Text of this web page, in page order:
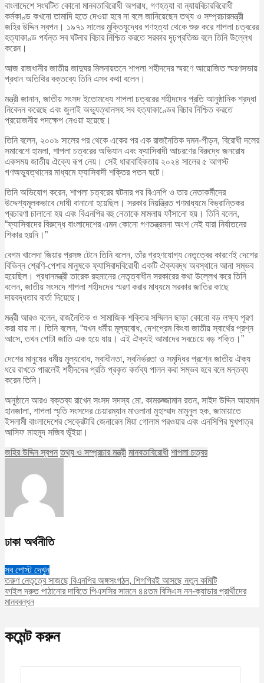
বাংলাদেশে সংঘটিত কোনো মানবতাবিরোধী অপরাধ, গণহত্যা বা ন্যায়বিচারবিরোধী
কর্মকাণ্ড কখনো তামাদি হতে দেওয়া হবে না বলে জানিয়েছেন তথ্য ও সম্প্রচারমন্ত্রী
জহির উদ্দিন স্বপন। ১৯৭১ সালের মুক্তিযুদ্ধের গণহত্যা থেকে শুরু করে শাপলা চত্বরের
হত্যাকাণ্ড পর্যন্ত সব ঘটনার বিচার নিশ্চিত করতে সরকার দৃঢ়প্রতিজ্ঞ বলে তিনি উল্লেখ
করেন।
আজ রাজধানীর জাতীয় জাদুঘর মিলনায়তনে শাপলা শহীদদের স্মরণে আয়োজিত স্মরণসভায়
প্রধান অতিথির বক্তব্যে তিনি এসব কথা বলেন।
মন্ত্রী জানান, জাতীয় সংসদ ইতোমধ্যে শাপলা চত্বরের শহীদদের প্রতি আনুষ্ঠানিক শ্রদ্ধা
নিবেদন করেছে এবং জুলাই অভ্যুত্থানসহ সব হত্যাকাণ্ডের বিচার নিশ্চিত করতে
প্রয়োজনীয় পদক্ষেপ নেওয়া হয়েছে।
তিনি বলেন, ২০০৯ সালের পর থেকে একের পর এক রাজনৈতিক দমন-পীড়ন, বিরোধী দলের
সমাবেশে হামলা, শাপলা চত্বরের অভিযান এবং ফ্যাসিবাদী আচরণের বিরুদ্ধে জনরোষ
একসময় জাতীয় ঐক্যে রূপ নেয়। সেই ধারাবাহিকতায় ২০২৪ সালের ৫ আগস্ট
গণঅভ্যুত্থানের মাধ্যমে ফ্যাসিবাদী শক্তির পতন ঘটে।
তিনি অভিযোগ করেন, শাপলা চত্বরের ঘটনার পর বিএনপি ও তার নেতাকর্মীদের
উদ্দেশ্যমূলকভাবে দোষী বানানো হয়েছিল। সরকার নিয়ন্ত্রিত গণমাধ্যমে বিভ্রান্তিকর
প্রচারণা চালানো হয় এবং বিএনপির বহু নেতাকে মামলায় ফাঁসানো হয়। তিনি বলেন,
“ফ্যাসিবাদের বিরুদ্ধে বাংলাদেশের এমন কোনো গণতন্ত্রমনা অংশ নেই যারা নির্যাতনের
শিকার হয়নি।”
বেগম খালেদা জিয়ার প্রসঙ্গ টেনে তিনি বলেন, তাঁর গ্রহণযোগ্য নেতৃত্বের কারণেই দেশের
বিভিন্ন শ্রেণি-পেশার মানুষকে ফ্যাসিবাদবিরোধী একটি ঐক্যবদ্ধ অবস্থানে আনা সম্ভব
হয়েছিল। প্রধানমন্ত্রী তারেক রহমানের নেতৃত্বাধীন সরকারের কথা উল্লেখ করে তিনি
বলেন, জাতীয় সংসদে শাপলা শহীদদের স্মরণ করার মাধ্যমে সরকার জাতির কাছে
দায়বদ্ধতার বার্তা দিয়েছে।
মন্ত্রী আরও বলেন, রাজনৈতিক ও সামাজিক শক্তির সম্মিলন ছাড়া কোনো বড় লক্ষ্য পূরণ
করা যায় না। তিনি বলেন, “যখন ধর্মীয় মূল্যবোধ, দেশপ্রেম কিংবা জাতীয় স্বার্থের প্রশ্ন
আসে, তখন গোটা জাতি এক হয়ে যায়। এই ঐক্যই আমাদের সবচেয়ে বড় শক্তি।”
দেশের মানুষের ধর্মীয় মূল্যবোধ, স্বাধীনতা, স্বনির্ভরতা ও সমৃদ্ধির প্রশ্নে জাতীয় ঐক্য
ধরে রাখতে পারলেই শহীদদের প্রতি প্রকৃত কর্তব্য পালন করা সম্ভব হবে বলে মন্তব্য
করেন তিনি।
অনুষ্ঠানে আরও বক্তব্য রাখেন সংসদ সদস্য মো. কামরুজ্জামান রতন, সাইদ উদ্দিন আহমাদ
হানজালা, শাপলা স্মৃতি সংসদের চেয়ারম্যান মাওলানা মুহাম্মাদ মামুনুল হক, জামায়াতে
ইসলামী বাংলাদেশের সেক্রেটারি জেনারেল মিয়া গোলাম পরওয়ার এবং এনসিপির মুখপাত্র
আসিফ মাহমুদ সজিব ভূঁইয়া।
জহির উদ্দিন স্বপন তথ্য ও সম্প্রচার মন্ত্রী মানবতাবিরোধী শাপলা চত্বর
ঢাকা অর্থনীতি
সব পোস্ট দেখুন
তরুণ নেতৃত্বে সাজছে বিএনপির অঙ্গসংগঠন, শিগগিরই আসছে নতুন কমিটি
ফাইল দ্রুত পাঠানোর দাবিতে পিএসসির সামনে ৪৪তম বিসিএস নন-ক্যাডার প্রার্থীদের
মানববন্ধন
কমেন্ট করুন